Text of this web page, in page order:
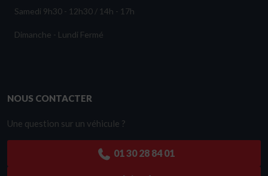
Samedi 9h30 - 12h30 / 14h - 17h
Dimanche - Lundi Fermé
NOUS CONTACTER
Une question sur un véhicule ?
01 30 28 84 01